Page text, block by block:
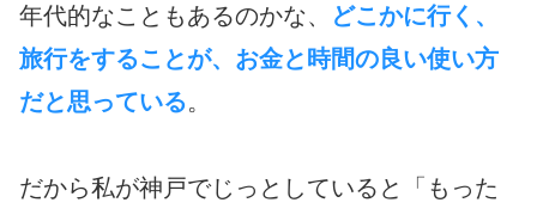
年代的なこともあるのかな、
どこかに行く、
旅行をすることが、お金と時間の良い使い方
だと思っている。
だから私が神戸でじっとしていると「もった